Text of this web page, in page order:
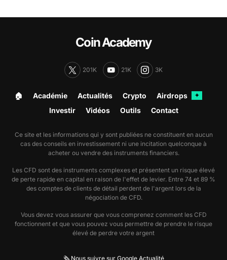
Coin Academy
201K 21K 3K
🏠︎ Académie Actualités Crypto Airdrops ✦
Investir Vidéos Outils Contact
Ce site et les informations qui y sont publiées ne constituent en aucun
cas des conseils en investissement ni une incitation quelconque à
acheter ou vendre des instruments financiers.
Les CFD sont des instruments complexes et présentent un risque élevé
de perte rapide en capital en raison de l'effet de levier. Entre 74 et 89 %
des comptes de clients de détail perdent de l'argent lors de la
négociation de CFD.
Vous devez vous assurer que vous comprenez comment les CFD
fonctionnent et que vous pouvez vous permettre de prendre le risque
élevé de perdre votre argent
🗞️ Nous suivre sur Google Actualité